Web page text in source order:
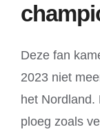
Deze fan
2023 niet
het Nordland.
ploeg zoals